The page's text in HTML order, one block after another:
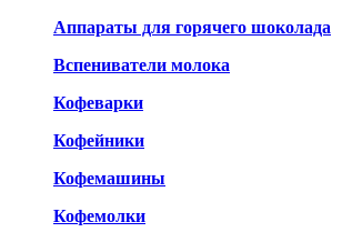
Аппараты для горячего шоколада
Вспениватели молока
Кофеварки
Кофейники
Кофемашины
Кофемолки